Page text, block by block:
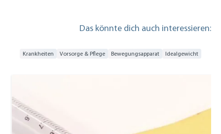
Das könnte dich auch interessieren:
Krankheiten Vorsorge & Pflege Bewegungsapparat Idealgewicht